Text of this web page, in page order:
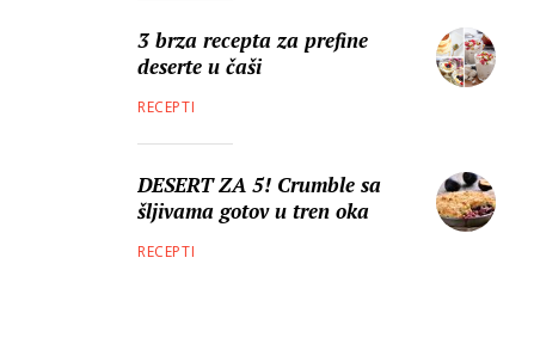
3 brza recepta za prefine
deserte u čaši
RECEPTI
DESERT ZA 5! Crumble sa
šljivama gotov u tren oka
RECEPTI